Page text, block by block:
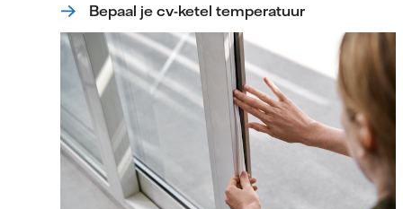
Bepaal je cv-ketel temperatuur